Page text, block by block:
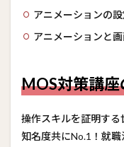
アニメーションの設
アニメーションと
MOS対策講
操作スキルを証明する
知名度共にNo.1！就